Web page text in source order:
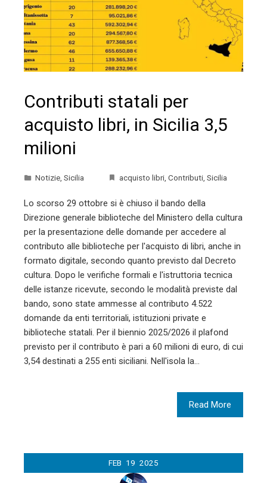
Contributi statali per
acquisto libri, in Sicilia 3,5
milioni
Notizie, Sicilia acquisto libri, Contributi, Sicilia
Lo scorso 29 ottobre si è chiuso il bando della
Direzione generale biblioteche del Ministero della cultura
per la presentazione delle domande per accedere al
contributo alle biblioteche per l'acquisto di libri, anche in
formato digitale, secondo quanto previsto dal Decreto
cultura. Dopo le verifiche formali e l'istruttoria tecnica
delle istanze ricevute, secondo le modalità previste dal
bando, sono state ammesse al contributo 4.522
domande da enti territoriali, istituzioni private e
biblioteche statali. Per il biennio 2025/2026 il plafond
previsto per il contributo è pari a 60 milioni di euro, di cui
3,54 destinati a 255 enti siciliani. Nell'isola la…
Read More
FEB 19 2025